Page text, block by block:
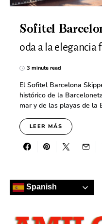
Sofitel
oda a la elegancia
3 minute read
El Sofitel Barcelona
histórico de la
mar y de las playas de la
LEER MÁS
Spanish